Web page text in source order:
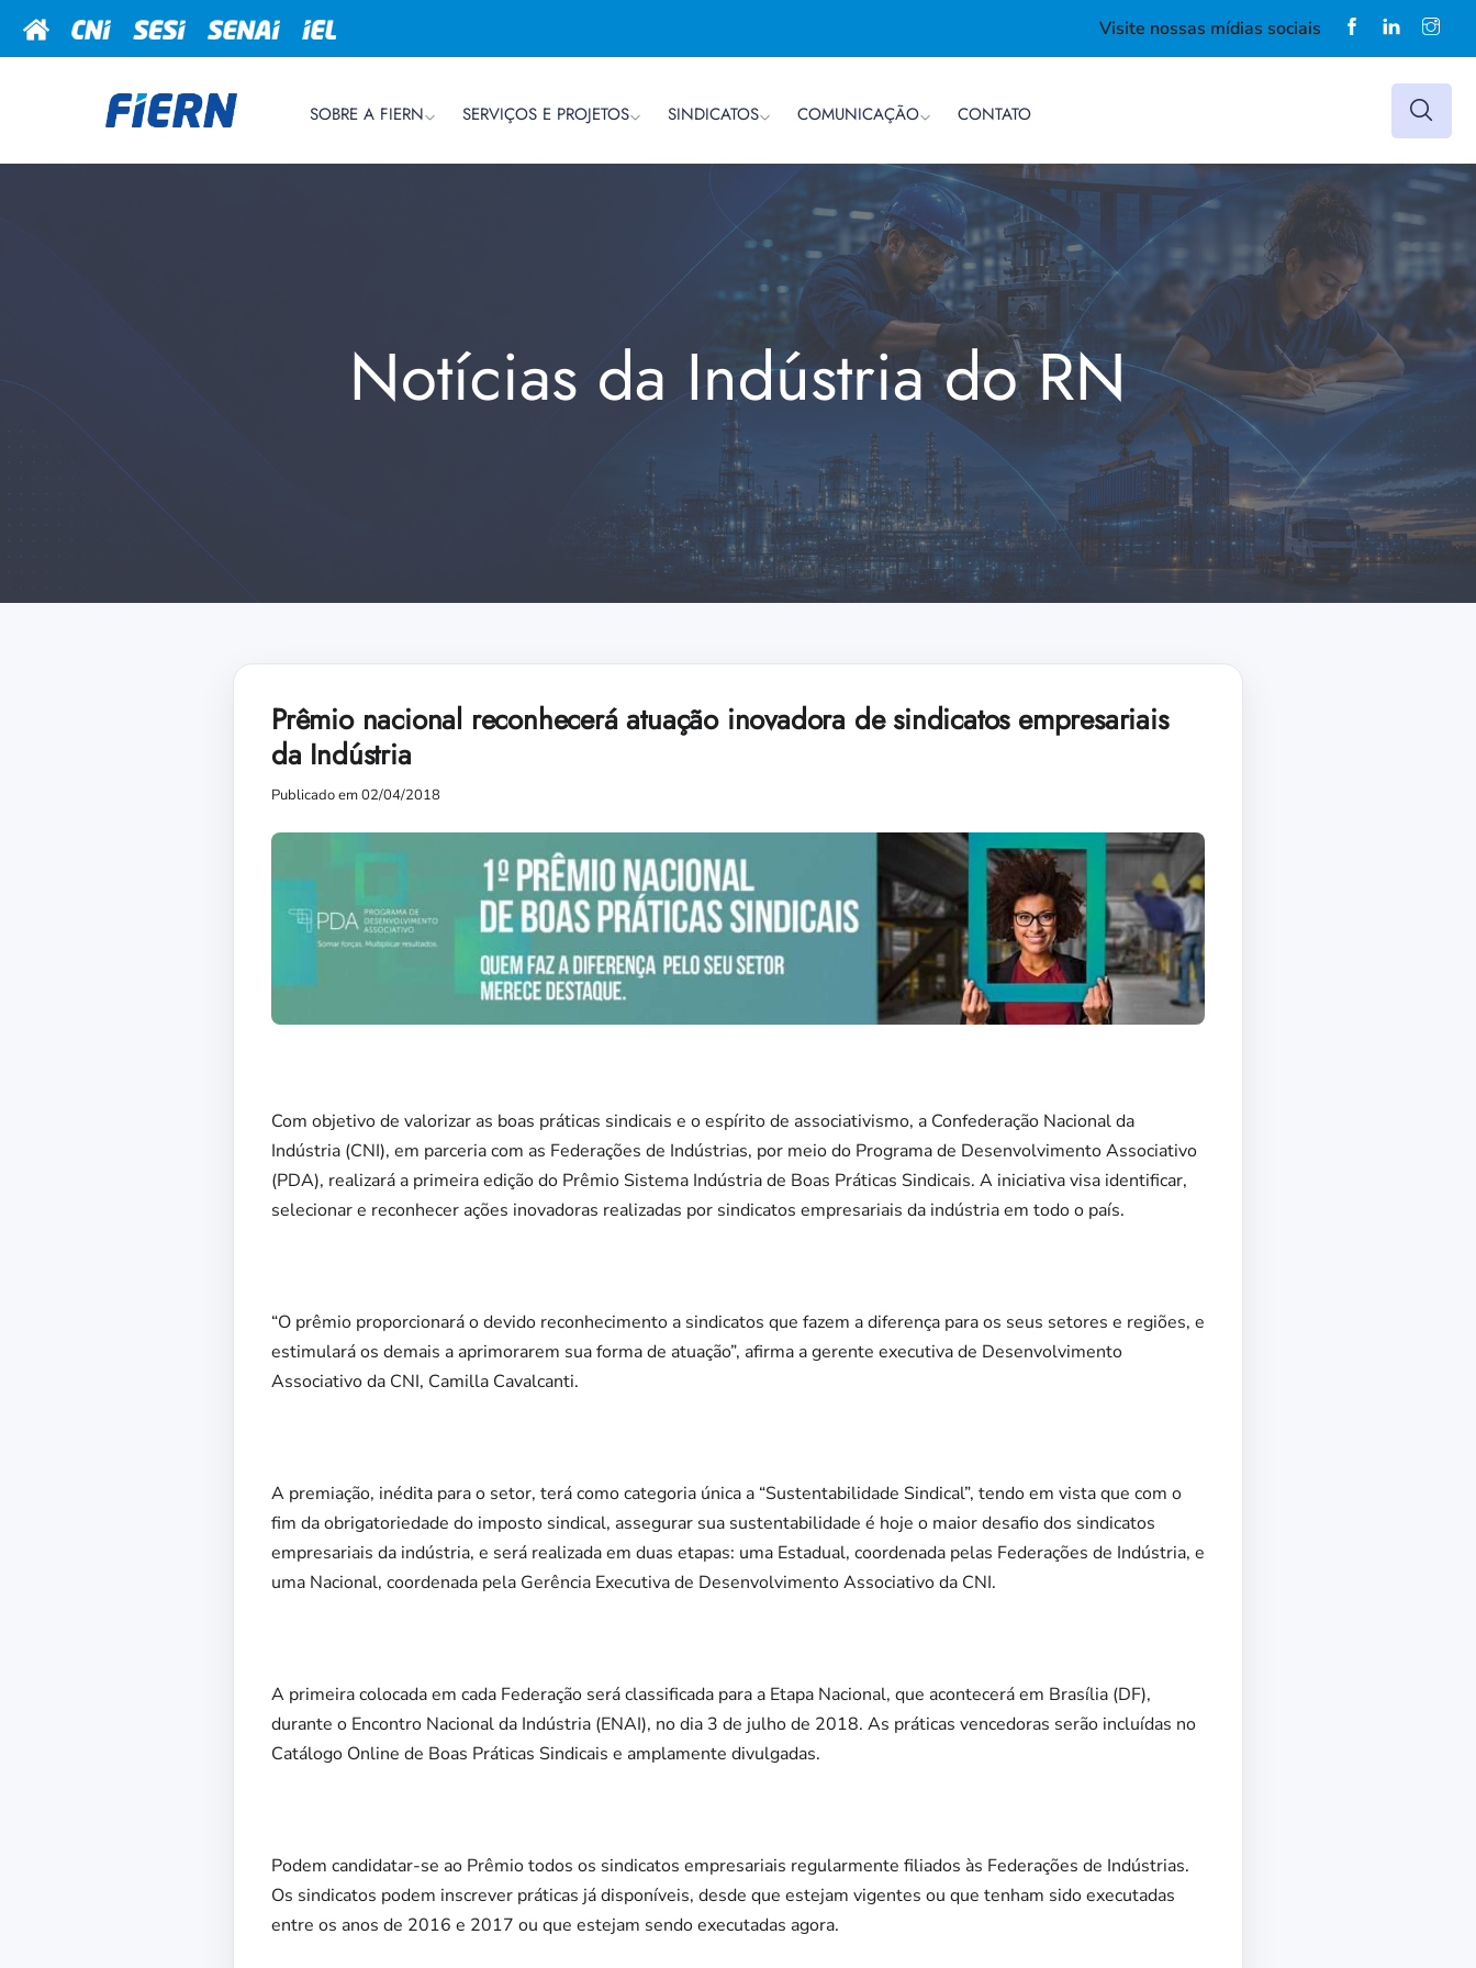
Visite nossas mídias sociais
SOBRE A FIERN SERVIÇOS E PROJETOS SINDICATOS COMUNICAÇÃO CONTATO
Notícias da Indústria do RN
Prêmio nacional reconhecerá atuação inovadora de sindicatos empresariais
da Indústria
Publicado em 02/04/2018
Com objetivo de valorizar as boas práticas sindicais e o espírito de associativismo, a Confederação Nacional da
Indústria (CNI), em parceria com as Federações de Indústrias, por meio do Programa de Desenvolvimento Associativo
(PDA), realizará a primeira edição do Prêmio Sistema Indústria de Boas Práticas Sindicais. A iniciativa visa identificar,
selecionar e reconhecer ações inovadoras realizadas por sindicatos empresariais da indústria em todo o país.
“O prêmio proporcionará o devido reconhecimento a sindicatos que fazem a diferença para os seus setores e regiões, e
estimulará os demais a aprimorarem sua forma de atuação”, afirma a gerente executiva de Desenvolvimento
Associativo da CNI, Camilla Cavalcanti.
A premiação, inédita para o setor, terá como categoria única a “Sustentabilidade Sindical”, tendo em vista que com o
fim da obrigatoriedade do imposto sindical, assegurar sua sustentabilidade é hoje o maior desafio dos sindicatos
empresariais da indústria, e será realizada em duas etapas: uma Estadual, coordenada pelas Federações de Indústria, e
uma Nacional, coordenada pela Gerência Executiva de Desenvolvimento Associativo da CNI.
A primeira colocada em cada Federação será classificada para a Etapa Nacional, que acontecerá em Brasília (DF),
durante o Encontro Nacional da Indústria (ENAI), no dia 3 de julho de 2018. As práticas vencedoras serão incluídas no
Catálogo Online de Boas Práticas Sindicais e amplamente divulgadas.
Podem candidatar-se ao Prêmio todos os sindicatos empresariais regularmente filiados às Federações de Indústrias.
Os sindicatos podem inscrever práticas já disponíveis, desde que estejam vigentes ou que tenham sido executadas
entre os anos de 2016 e 2017 ou que estejam sendo executadas agora.